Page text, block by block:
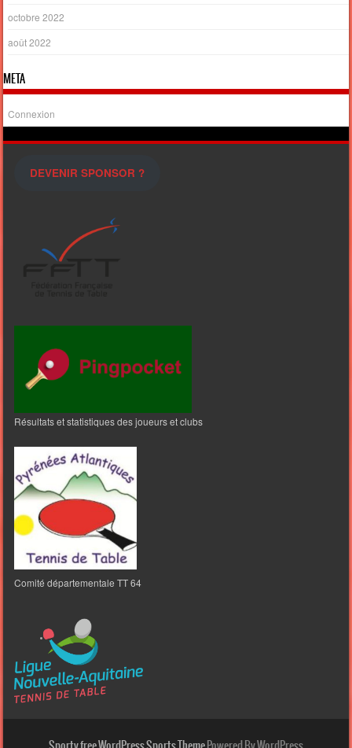
octobre 2022
août 2022
META
Connexion
DEVENIR SPONSOR ?
Résultats et statistiques des joueurs et clubs
Comité départementale TT 64